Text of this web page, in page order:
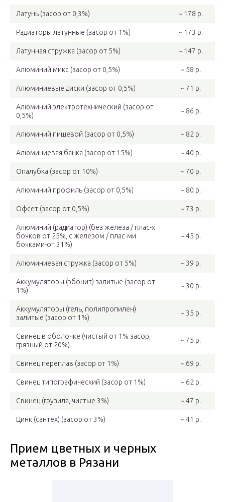
Латунь (засор от 0,3%) ~ 178 р.
Радиаторы латунные (засор от 1%) ~ 173 р.
Латунная стружка (засор от 5%) ~ 147 р.
Алюминий микс (засор от 0,5%) ~ 58 р.
Алюминиевые диски (засор от 0,5%) ~ 71 р.
Алюминий электротехнический (засор от
0,5%)
~ 86 р.
Алюминий пищевой (засор от 0,5%) ~ 82 р.
Алюминиевая банка (засор от 15%) ~ 40 р.
Опалубка (засор от 10%) ~ 70 р.
Алюминий профиль (засор от 0,5%) ~ 80 р.
Офсет (засор от 0,5%) ~ 73 р.
Алюминий (радиатор) (без железа / плас-х
бочков от 25%, с железом / плас-ми
бочками-от 31%)
~ 45 р.
Алюминиевая стружка (засор от 5%) ~ 39 р.
Аккумуляторы (эбонит) залитые (засор от
1%)
~ 30 р.
Аккумуляторы (гель, полипропилен)
залитые (засор от 1%)
~ 35 р.
Свинец в оболочке (чистый от 1% засор,
грязный от 20%)
~ 75 р.
Свинец переплав (засор от 1%) ~ 69 р.
Свинец типографический (засор от 1%) ~ 62 р.
Свинец (грузила, чистые 3%) ~ 47 р.
Цинк (сантех) (засор от 3%) ~ 41 р.
Прием цветных и черных
металлов в Рязани